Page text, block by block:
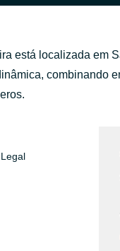
está localizada em
combinando